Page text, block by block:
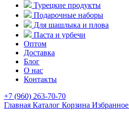
Турецкие продукты
Подарочные наборы
Для шашлыка и плова
Паста и урбечи
Оптом
Доставка
Блог
О нас
Контакты
+7 (960) 263-70-70
Главная Каталог Корзина Избранное